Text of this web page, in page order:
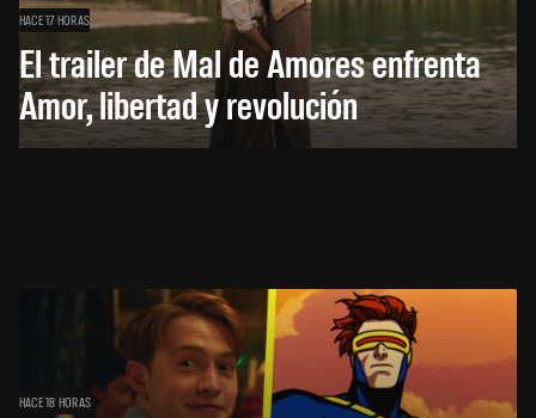
HACE 17 HORAS
El trailer de Mal de Amores enfrenta
Amor, libertad y revolución
HACE 18 HORAS